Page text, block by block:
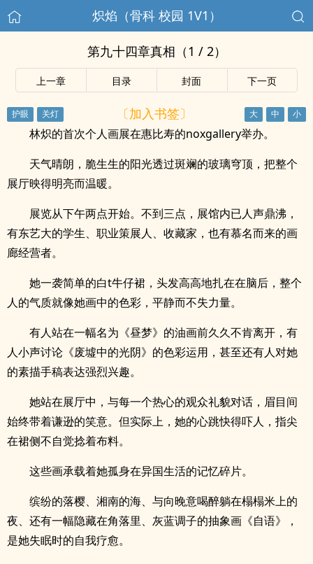
炽焰（骨科 校园 1V1）
第九十四章真相（1 / 2）
上一章 目录 封面 下一页
〔加入书签〕
林炽的首次个人画展在惠比寿的noxgallery举办。
天气晴朗，脆生生的阳光透过斑斓的玻璃穹顶，把整个
展厅映得明亮而温暖。
展览从下午两点开始。不到三点，展馆内已人声鼎沸，
有东艺大的学生、职业策展人、收藏家，也有慕名而来的画
廊经营者。
她一袭简单的白t牛仔裙，头发高高地扎在在脑后，整个
人的气质就像她画中的色彩，平静而不失力量。
有人站在一幅名为《昼梦》的油画前久久不肯离开，有
人小声讨论《废墟中的光阴》的色彩运用，甚至还有人对她
的素描手稿表达强烈兴趣。
她站在展厅中，与每一个热心的观众礼貌对话，眉目间
始终带着谦逊的笑意。但实际上，她的心跳快得吓人，指尖
在裙侧不自觉捻着布料。
这些画承载着她孤身在异国生活的记忆碎片。
缤纷的落樱、湘南的海、与向晚意喝醉躺在榻榻米上的
夜、还有一幅隐藏在角落里、灰蓝调子的抽象画《自语》，
是她失眠时的自我疗愈。